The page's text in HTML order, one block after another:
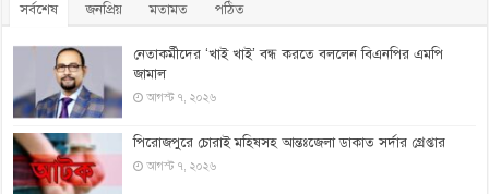
সর্বশেষ জনপ্রিয় মতামত পঠিত
নেতাকর্মীদের ‘খাই খাই’ বন্ধ করতে বললেন বিএনপির এমপি
জামাল
আগস্ট ৭, ২০২৬
পিরোজপুরে চোরাই মহিষসহ আন্তঃজেলা ডাকাত সর্দার গ্রেপ্তার
আগস্ট ৭, ২০২৬